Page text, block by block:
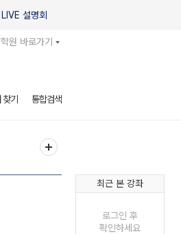
설명회
학원 바로가기
기 통합검색
최근 본 강좌
로그인 후
확인하세요